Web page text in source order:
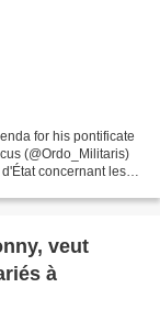
for his pontificate
(@Ordo_Militaris)
concernant les
veut
à